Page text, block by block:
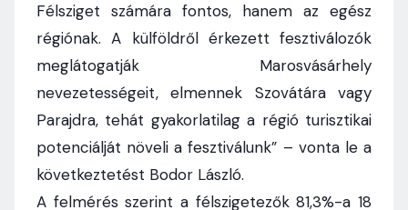
Félsziget számára fontos, hanem az egész
régiónak. A külföldről érkezett fesztiválozók
meglátogatják Marosvásárhely
nevezetességeit, elmennek Szovátára vagy
Parajdra, tehát gyakorlatilag a régió turisztikai
potenciálját növeli a fesztiválunk” – vonta le a
következtetést Bodor László.
A felmérés szerint a félszigetezők 81,3%-a 18